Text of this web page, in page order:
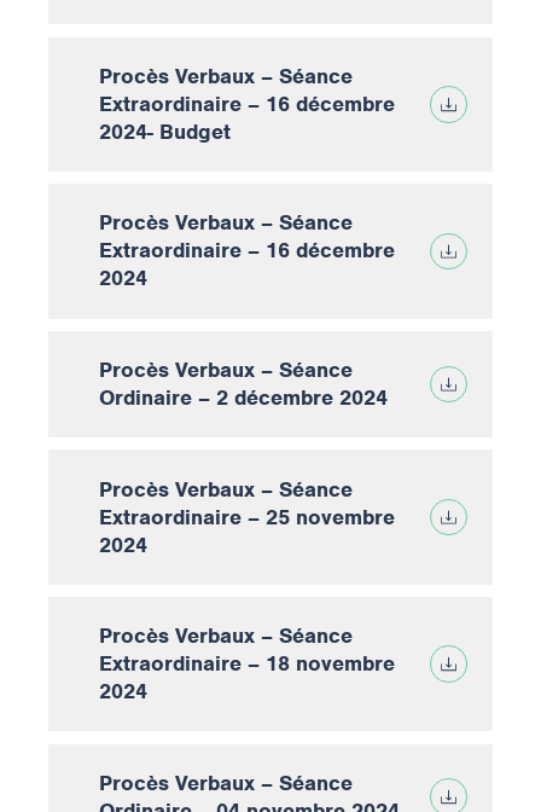
Procès Verbaux – Séance
Extraordinaire – 16 décembre
2024- Budget
Procès Verbaux – Séance
Extraordinaire – 16 décembre
2024
Procès Verbaux – Séance
Ordinaire – 2 décembre 2024
Procès Verbaux – Séance
Extraordinaire – 25 novembre
2024
Procès Verbaux – Séance
Extraordinaire – 18 novembre
2024
Procès Verbaux – Séance